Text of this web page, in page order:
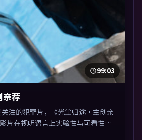
99:03
亲荐
注的犯罪片，《光尘归途·主创亲
片在视听语言上实验性与可看性兼
杂，后劲十足。美术与服化还原年